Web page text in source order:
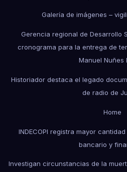
Galería de imágenes –
Gerencia regional de Desarrollo
cronograma para la entrega de
Manuel Nuñes
Historiador destaca el legado
de radio de
Home
INDECOPI registra mayor
bancario y
Investigan circunstancias de la